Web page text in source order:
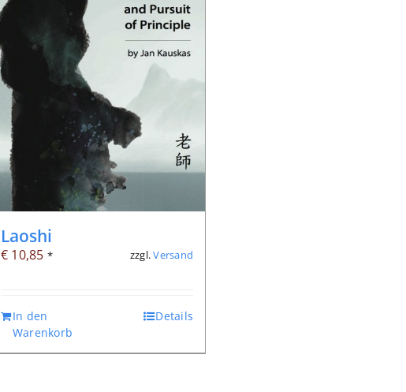
Laoshi
€ 10,85 * zzgl.Versand
In den
Warenkorb
Details